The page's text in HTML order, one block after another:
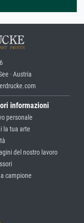
· Austria
informazioni
personale
la tua arte
del nostro lavoro
campione